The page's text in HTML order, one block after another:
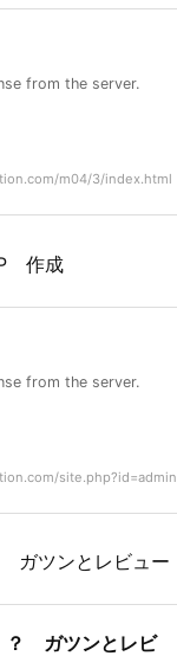
from the server.
m04/3/index.html
作成
from the server.
site.php?id=admin
ツンとレビュー
ガツンとレビ